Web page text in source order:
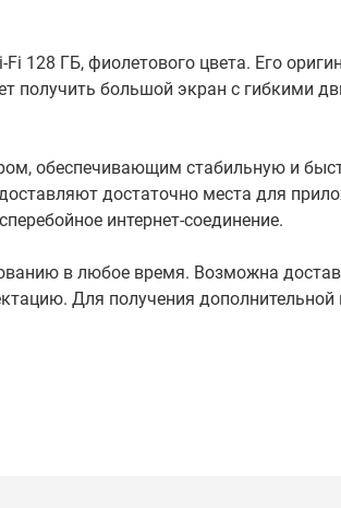
128 ГБ, фиолетового цвета. Его
получить большой экран с гибкими
обеспечивающим стабильную и
достаточно места для
интернет-соединение.
в любое время. Возможна
Для получения